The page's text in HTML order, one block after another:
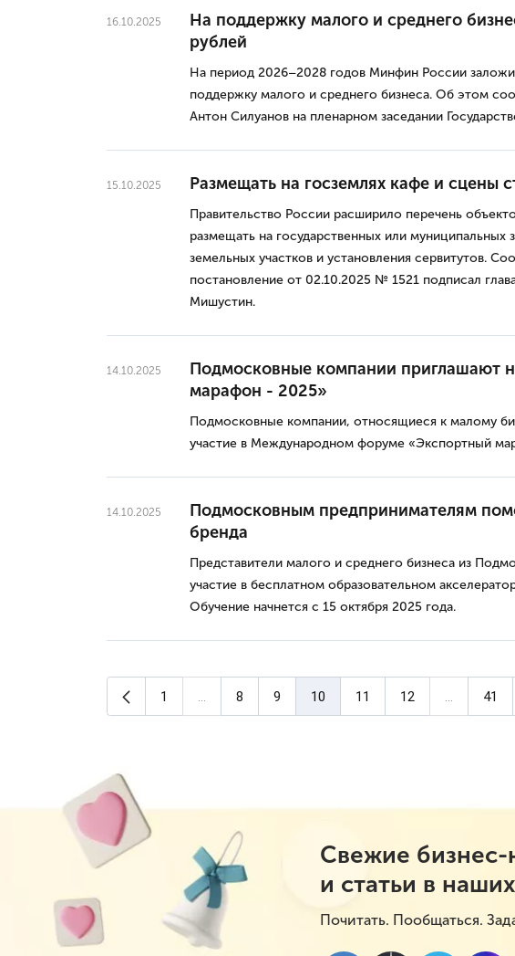
16.10.2025
На поддержку малого и среднего
рублей
На период 2026–2028 годов Минфин России
поддержку малого и среднего бизнеса. Об этом
Антон Силуанов на пленарном заседании
15.10.2025 Размещать на госземлях кафе и сцены
Правительство России расширило перечень
размещать на государственных или муниципальных
земельных участков и установления сервитутов.
постановление от 02.10.2025 № 1521 подписал
Мишустин.
14.10.2025
Подмосковные компании приглашают
марафон - 2025»
Подмосковные компании, относящиеся к малому
участие в Международном форуме «Экспортный
14.10.2025
Подмосковным предпринимателям
бренда
Представители малого и среднего бизнеса из
участие в бесплатном образовательном
Обучение начнется с 15 октября 2025 года.
Предыдущая страница
1 8 9 10 11 12 41
Свежие бизнес-
и статьи в
Почитать. Пообщаться.